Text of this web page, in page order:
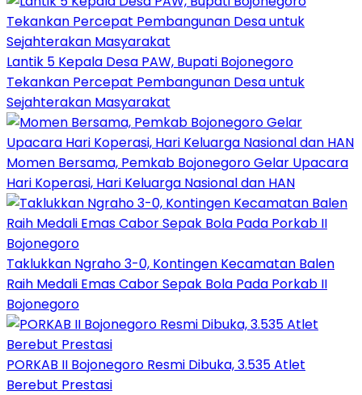
Lantik 5 Kepala Desa PAW, Bupati Bojonegoro
Tekankan Percepat Pembangunan Desa untuk
Sejahterakan Masyarakat
Momen Bersama, Pemkab Bojonegoro Gelar Upacara
Hari Koperasi, Hari Keluarga Nasional dan HAN
Taklukkan Ngraho 3-0, Kontingen Kecamatan Balen
Raih Medali Emas Cabor Sepak Bola Pada Porkab II
Bojonegoro
PORKAB II Bojonegoro Resmi Dibuka, 3.535 Atlet
Berebut Prestasi